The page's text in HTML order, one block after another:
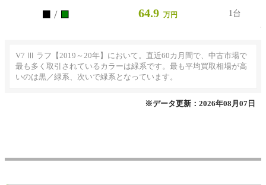
■ / ■ 64.9 万円 1台
V7 Ⅲ ラフ【2019～20年】において。直近60カ月間で、中古市場で
最も多く取引されているカラーは緑系です。最も平均買取相場が高
いのは黒／緑系、次いで緑系となっています。
※データ更新：2026年08月07日